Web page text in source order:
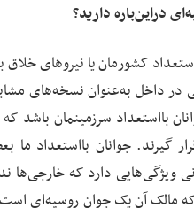
دراین‌باره دارید؟
کشورمان یا نیروهای
در داخل به‌عنوان
بااستعداد سرزمینمان باشد که
گیرند. جوانان بااستعداد
دارد که خارجی‌ها
مالک آن یک جوان روسیه‌ای